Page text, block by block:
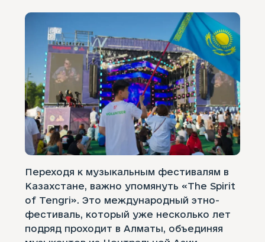
Переходя к музыкальным фестивалям в
Казахстане, важно упомянуть «The Spirit
of Tengri». Это международный этно-
фестиваль, который уже несколько лет
подряд проходит в Алматы, объединяя